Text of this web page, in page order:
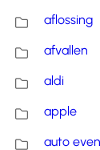
aflossing
afvallen
aldi
apple
auto